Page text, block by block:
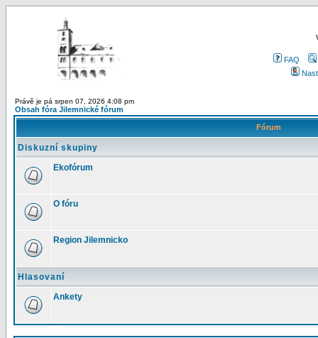
FAQ
Právě je pá srpen 07, 2026 4:08 pm
Obsah fóra Jilemnické fórum
Fórum
Diskuzní skupiny
Ekofórum
O fóru
Region Jilemnicko
Hlasovaní
Ankety